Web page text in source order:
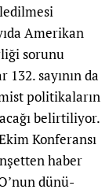
Amerikan
sorunu
132. sayının da
politikaların
belirtiliyor.
Konferansı
haber
dünü-